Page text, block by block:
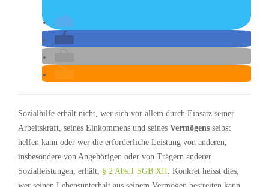
Sozialhilfe erhält nicht, wer sich vor allem durch Einsatz seiner
Arbeitskraft, seines Einkommens und seines Vermögens selbst
helfen kann oder wer die erforderliche Leistung von anderen,
insbesondere von Angehörigen oder von Trägern anderer
Sozialleistungen, erhält, § 2 Abs.1 SGB XII. Konkret heisst dies,